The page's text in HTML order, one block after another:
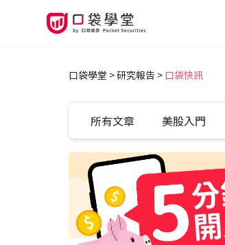
口袋學堂 研究報告 口袋快訊
所有文章 美股入門